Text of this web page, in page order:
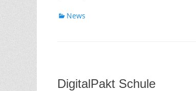
Kategorien
News
DigitalPakt Schule